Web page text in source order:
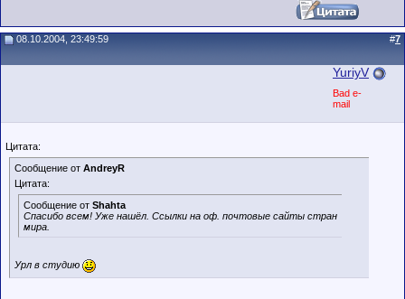
08.10.2004, 23:49:59 #7
YuriyV
Bad e-
mail
Цитата:
Сообщение от AndreyR
Цитата:
Сообщение от Shahta
Спасибо всем! Уже нашёл. Ссылки на оф. почтовые сайты стран
мира.
Урл в студию